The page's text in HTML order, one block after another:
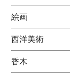
絵画
西洋美術
香木